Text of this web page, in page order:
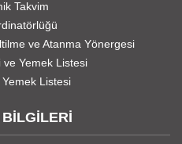
Takvim
ve Atanma Yönergesi
ve Yemek Listesi
Listesi